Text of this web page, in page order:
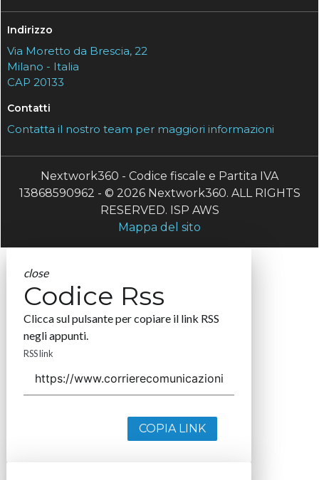
Indirizzo
Via Moretto da Brescia, 22
Milano - Italia
CAP 20133
Contatti
Contatta il nostro team per maggiori informazioni
Nextwork360 - Codice fiscale e Partita IVA
13868590962 - © 2026 Nextwork360. ALL RIGHTS
RESERVED. ISP AWS
Mappa del sito
close
Codice Rss
Clicca sul pulsante per copiare il link RSS
negli appunti.
RSS link
COPIA LINK